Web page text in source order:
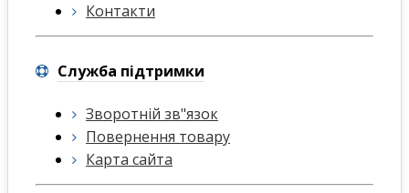
Контакти
Служба підтримки
Зворотній зв"язок
Повернення товару
Карта сайта